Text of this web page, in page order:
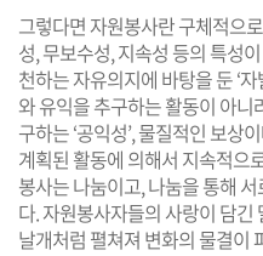
그렇다면 자원봉사란 구체적으
성, 무보수성, 지속성 등의 특성
천하는 자유의지에 바탕을 둔 ‘
와 유익을 추구하는 활동이 아니
구하는 ‘공익성’, 물질적인 보상
계획된 활동에 의해서 지속적으
봉사는 나눔이고, 나눔을 통해
다. 자원봉사자들의 사랑이 담긴
날개처럼 펼쳐져 변화의 물결이